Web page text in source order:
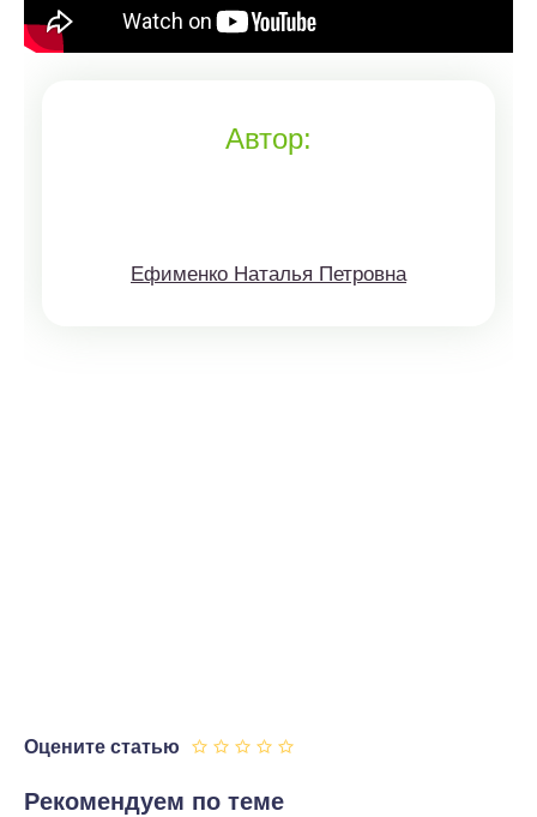
Автор:
Ефименко Наталья Петровна
Оцените статью
Рекомендуем по теме